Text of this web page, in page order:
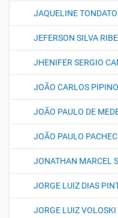
JAQUELINE
JEFERSON SILVA
JHENIFER SERGIO
JOÃO CARLOS PIPINO
JOÃO PAULO DE
JOÃO PAULO
JONATHAN MARCEL
JORGE LUIZ DIAS
JORGE LUIZ VOLOSKI